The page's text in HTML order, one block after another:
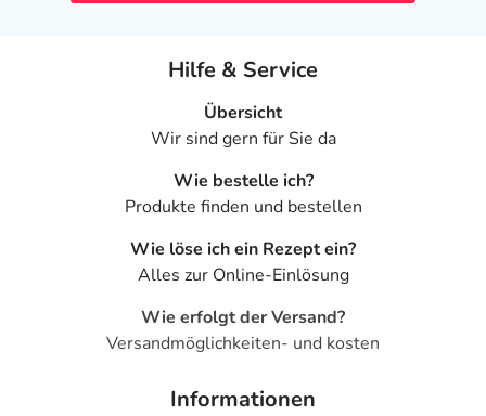
Hilfe & Service
Übersicht
Wir sind gern für Sie da
Wie bestelle ich?
Produkte finden und bestellen
Wie löse ich ein Rezept ein?
Alles zur Online-Einlösung
Wie erfolgt der Versand?
Versandmöglichkeiten- und kosten
Informationen